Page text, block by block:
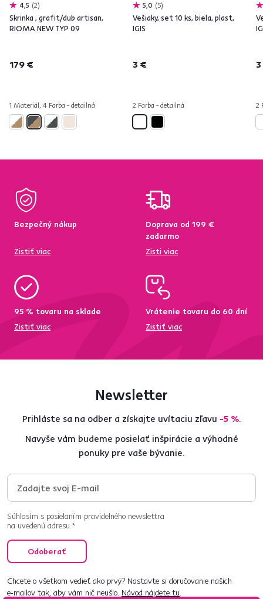
4,5 2
Skrinka , grafit/dub artisan,
RIOMA NEW TYP 09
179 €
1 Materiál, 4 Farba - detailná
5,0 5
Vešiaky, set 10 ks, biela, plast,
IGIS
3 €
2 Farba - detailná 2
Bezpečný nákup
Zistiť viac
Doprava od 199 €
zadarmo
Zisti viac
95 % tovaru na sklade
Zistiť viac
Vrátenie tovaru do 60 dní
Zistiť viac
Newsletter
Prihláste sa na odber a získajte uvítaciu zľavu -5 %.
Navyše vám budeme posielať inšpirácie a výhodné
ponuky pre vaše bývanie.
Súhlasím s posielaním pravidelného newslettra
na uvedenú adresu.*
Odoberať
Chcete o všetkom vedieť ako prvý? Nastavte si doručovanie našich
e‑mailov tak, aby vám nič neušlo. Návod nájdete tu.